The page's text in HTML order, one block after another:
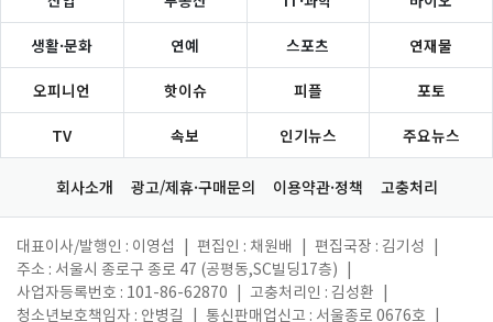
생활·문화 연예 스포츠 연재물
오피니언 핫이슈 피플 포토
TV 속보 인기뉴스 주요뉴스
회사소개 광고/제휴·구매문의 이용약관·정책 고충처리
대표이사/발행인 : 이영섭 편집인 : 채원배 편집국장 : 김기성
주소 : 서울시 종로구 종로 47 (공평동,SC빌딩17층)
사업자등록번호 : 101-86-62870
고충처리인 : 김성환
청소년보호책임자 : 안병길
통신판매업신고 : 서울종로 0676호